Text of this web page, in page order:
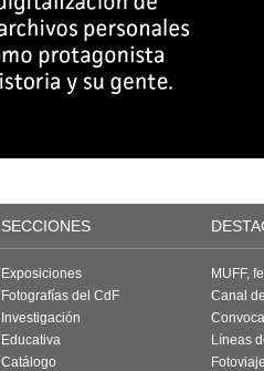
SECCIONES
Exposiciones
Fotografías del CdF
Investigación
Educativa
Catálogo
MUFF,
Canal
Líneas